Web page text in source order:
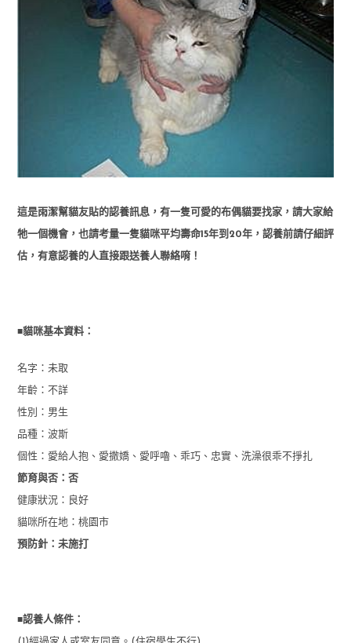
這是雨潔幫貓友貼的認養訊息，有一隻可愛的布偶貓要找家，請大家給
牠一個機會，也請考量一隻貓咪平均壽命15年到20年，認養前請仔細評
估，有意認養的人直接跟送養人聯絡唷！
■貓咪基本資料：
名字：未取
年齡：不詳
性別：男生
品種：波斯
個性：愛給人抱、愛撒嬌、愛呼嚕、乖巧、忠實、洗澡很乖不掙扎
節育與否：否
健康狀況：良好
貓咪所在地：桃園市
預防針：未施打
■認養人條件：